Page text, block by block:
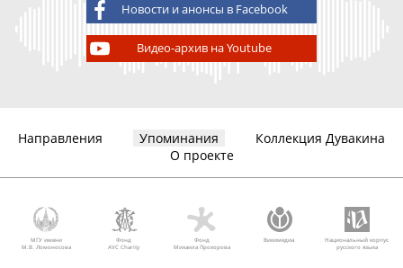
Новости и анонсы в Facebook
Видео-архив на Youtube
Направления Упоминания
Коллекция Дувакина
О проекте
МГУ имени
М.В. Ломоносова
Фонд
AVC Charity
Фонд
Михаила Прохорова
Викимедиа
Национальный корпус
русского языка